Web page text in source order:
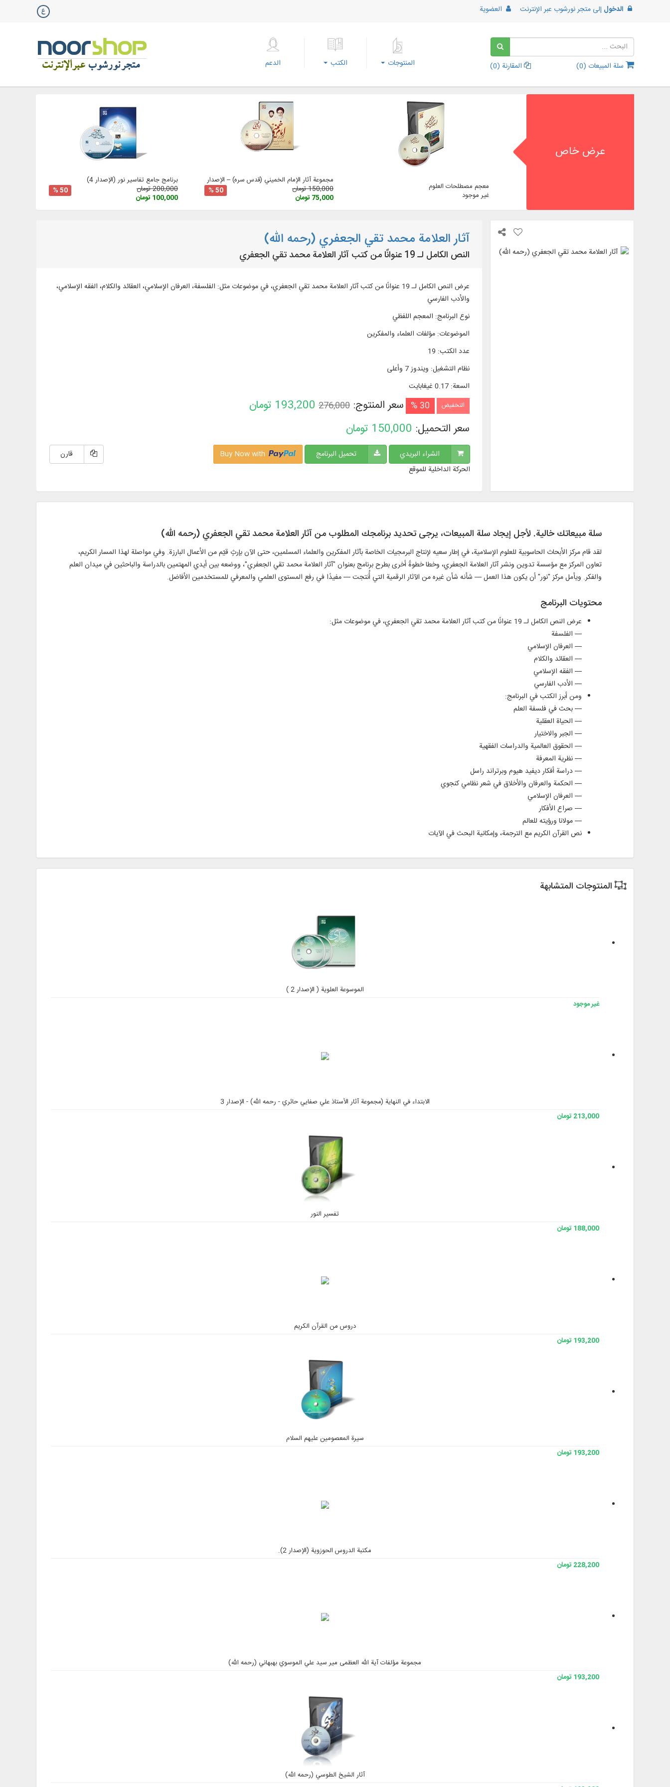
الدخول إلى متجر نورشوب عبر الإنترنت العضوية
سلة المبيعات (0
) المقارنة (0
) المنتوجات الكتب الدعم
عرض خاص
معجم مصطلحات العلوم
غير موجود
مجموعة آثار الإمام الخميني (قدس سره) – الإصدار 3
150,000 تومان
50 %
75,000 تومان
برنامج جامع تفاسير نور (الإصدار 4)
200,000 تومان
50 %
100,000 تومان
آثار العلامة محمد تقي الجعفري (رحمه الله)
النص الكامل لـ 19 عنوانًا من كتب آثار العلامة محمد تقي الجعفري
عرض النص الكامل لـ 19 عنوانًا من كتب آثار العلامة محمد تقي الجعفري، في موضوعات مثل: الفلسفة، العرفان الإسلامي، العقائد والكلام، الفقه الإسلامي،
والأدب الفارسي
نوع البرنامج: المعجم اللفظي
الموضوعات: مؤلفات العلماء والمفكرين
عدد الكتب:
19
نظام التشغیل: ويندوز 7 وأعلی
السعة: 0.17 غيغابايت
التخفيض 30 % سعر المنتوج:276,000
193,200 تومان
سعر التحميل: 150,000 تومان
الشراء البريدي تحميل البرنامج
الحركة الداخلية للموقع
قارن
سلة مبيعاتك خالية. لأجل إيجاد سلة المبيعات، يرجی تحديد برنامجك المطلوب من آثار العلامة محمد تقي الجعفري (رحمه الله)
لقد قام مركز الأبحاث الحاسوبية للعلوم الإسلامية، في إطار سعيه لإنتاج البرمجيات الخاصة بآثار المفكرين والعلماء المسلمين، حتى الآن بإرثٍ قيّم من الأعمال البارزة. وفي مواصلة لهذا المسار الكريم،
تعاون المركز مع مؤسسة تدوين ونشر آثار العلامة الجعفري، وخطا خطوةً أخرى بطرح برنامج بعنوان "آثار العلامة محمد تقي الجعفري"، ووضعه بين أيدي المهتمين بالدراسة والباحثين في ميدان العلم
والفكر. ويأمل مركز "نور" أن يكون هذا العمل — شأنه شأن غيره من الآثار الرقمية التي أُنتجت — مفيدًا في رفع المستوى العلمي والمعرفي للمستخدمين الأفاضل.
محتويات البرنامج
عرض النص الكامل لـ 19 عنوانًا من كتب آثار العلامة محمد تقي الجعفري، في موضوعات مثل:
— الفلسفة
— العرفان الإسلامي
— العقائد والكلام
— الفقه الإسلامي
— الأدب الفارسي
ومن أبرز الكتب في البرنامج:
— بحث في فلسفة العلم
— الحياة العقلية
— الجبر والاختيار
— الحقوق العالمية والدراسات الفقهية
— نظرية المعرفة
— دراسة أفكار ديفيد هيوم وبرتراند راسل
— الحكمة والعرفان والأخلاق في شعر نظامي كنجوي
— العرفان الإسلامي
— صراع الأفكار
— مولانا ورؤيته للعالم
نص القرآن الكريم مع الترجمة، وإمكانية البحث في الآيات
المنتوجات المتشابهة
الموسوعة العلوية ( الإصدار 2 )
غير موجود
الابتداء في النهاية (مجموعة آثار الأستاذ علي صفايي حائري - رحمه الله) - الإصدار 3
213,000 تومان
تفسیر النور
188,000 تومان
دروس من القرآن الكريم
193,200 تومان
سيرة المعصومين عليهم السلام
193,200 تومان
مكتبة الدروس الحوزوية (الإصدار 2).
228,200 تومان
مجموعة مؤلفات آية الله العظمى مير سيد علي الموسوي بهبهاني (رحمه الله)
193,200 تومان
آثار الشيخ الطوسي (رحمه الله)